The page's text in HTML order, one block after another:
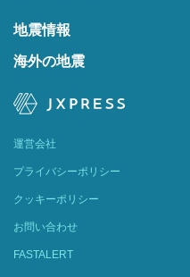
地震情報
海外の地震
運営会社
プライバシーポリシー
クッキーポリシー
お問い合わせ
FASTALERT